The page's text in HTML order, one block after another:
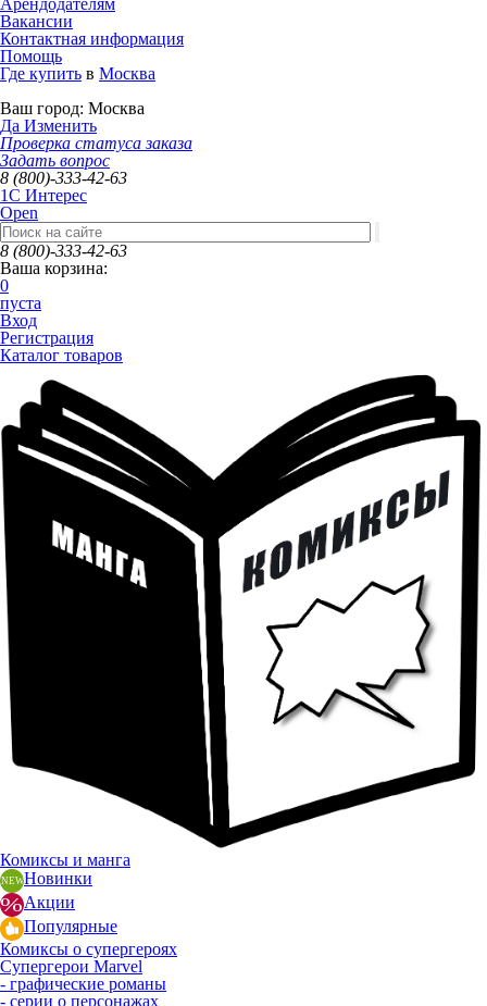
Вакансии
Контактная информация
Помощь
Где купить в Москва
Ваш город: Москва
Да Изменить
Проверка статуса заказа
Задать вопрос
8 (800)-333-42-63
1C Интерес
Open
8 (800)-333-42-63
Ваша корзина:
0
пуста
Вход
Регистрация
Каталог товаров
Комиксы и манга
Новинки
Акции
Популярные
Комиксы о супергероях
Супергерои Marvel
- графические романы
- серии о персонажах